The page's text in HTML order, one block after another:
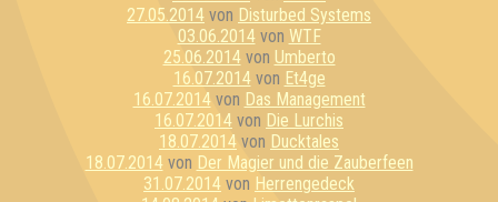
27.05.2014 von Disturbed Systems
03.06.2014von WTF
25.06.2014von Umberto
16.07.2014von Et4ge
16.07.2014von Das Management
16.07.2014 von Die Lurchis
18.07.2014 von Ducktales
18.07.2014von Der Magier und die Zauberfeen
31.07.2014 von Herrengedeck